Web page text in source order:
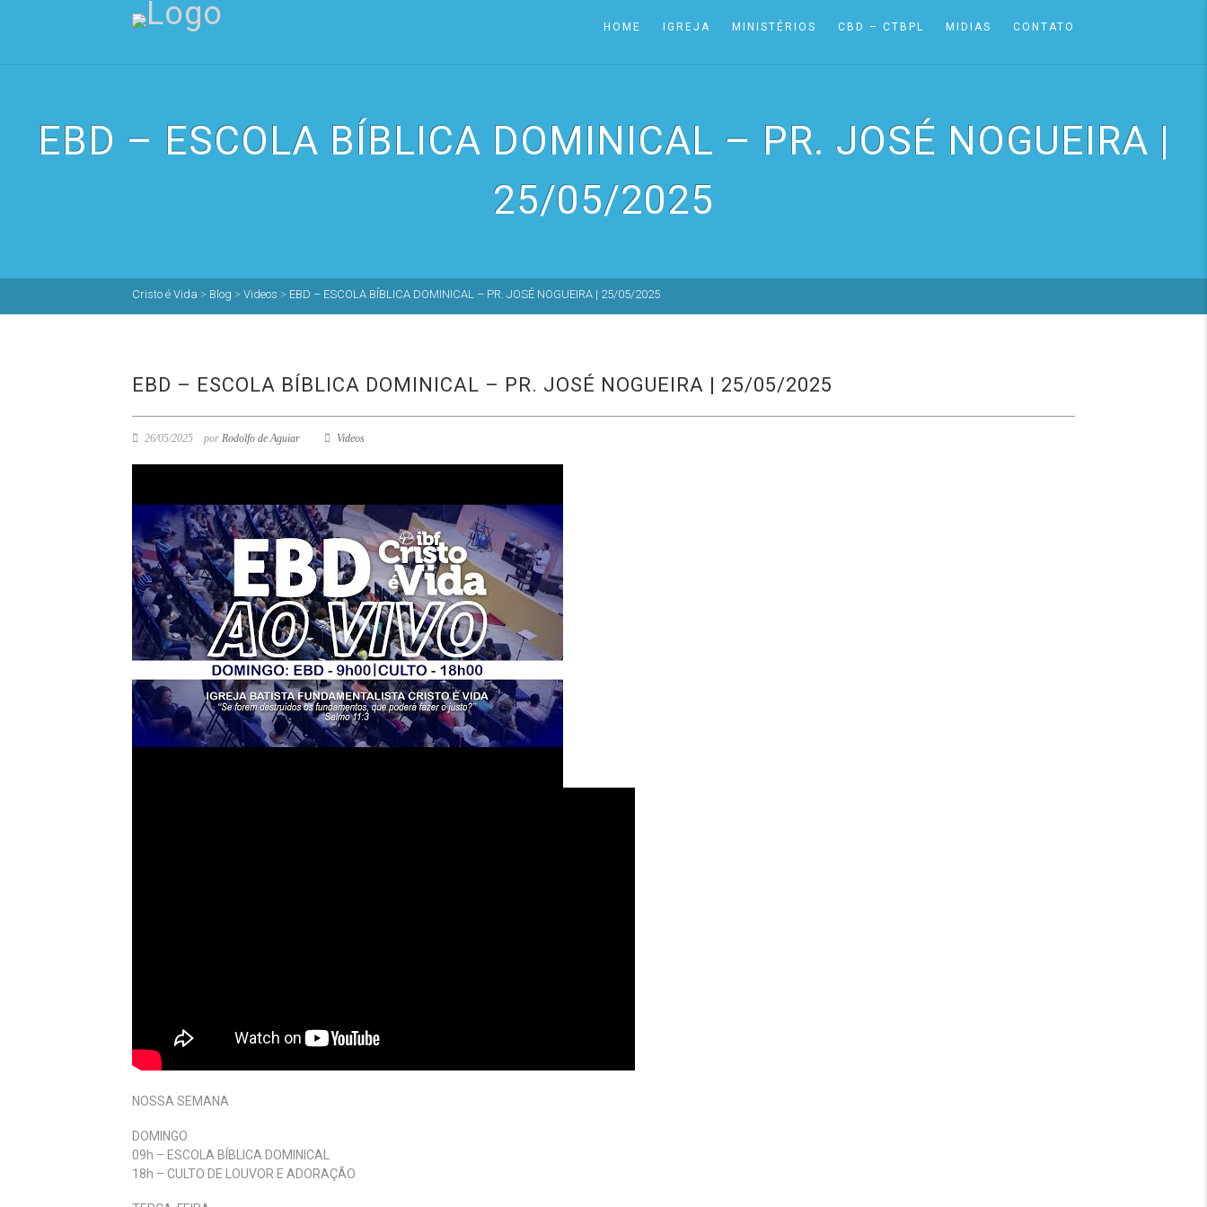
HOME IGREJA MINISTÉRIOS CBD – CTBPL MIDIAS CONTATO
EBD – ESCOLA BÍBLICA DOMINICAL – PR. JOSÉ NOGUEIRA |
25/05/2025
Cristo é Vida > Blog > Videos > EBD – ESCOLA BÍBLICA DOMINICAL – PR. JOSÉ NOGUEIRA | 25/05/2025
EBD – ESCOLA BÍBLICA DOMINICAL – PR. JOSÉ NOGUEIRA | 25/05/2025
26/05/2025 por Rodolfo de Aguiar Videos
NOSSA SEMANA
DOMINGO
09h – ESCOLA BÍBLICA DOMINICAL
18h – CULTO DE LOUVOR E ADORAÇÃO